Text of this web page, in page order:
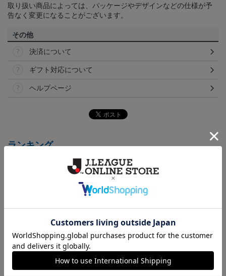
取り扱い商品によっては、パッケージやデザインなどの仕様が予
告なく変更になることがございます。
その他
決済について
ギフト対応について
ヘルプページ
ランキング
センティックユニフォー
ム FP 1st
（4XL）2026/27 オーセ
ンティックユニフォーム
FP 1st
（Sｰ3XL）2026/27 オー
センティックユニフォー
ム FP 2nd
20,020円～25,520円